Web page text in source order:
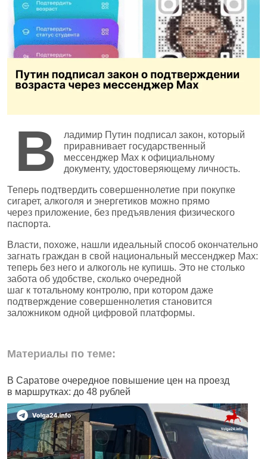
В
ладимир Путин подписал закон, который
приравнивает государственный
мессенджер Max к официальному
документу, удостоверяющему личность.
Теперь подтвердить совершеннолетие при покупке
сигарет, алкоголя и энергетиков можно прямо
через приложение, без предъявления физического
паспорта.
Власти, похоже, нашли идеальный способ окончательно
загнать граждан в свой национальный мессенджер Max:
теперь без него и алкоголь не купишь. Это не столько
забота об удобстве, сколько очередной
шаг к тотальному контролю, при котором даже
подтверждение совершеннолетия становится
заложником одной цифровой платформы.
Материалы по теме:
В Саратове очередное повышение цен на проезд
в маршрутках: до 48 рублей